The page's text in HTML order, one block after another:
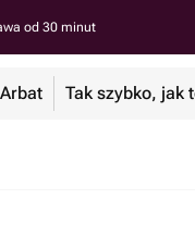
od 30 minut
Arbat Tak szybko, jak